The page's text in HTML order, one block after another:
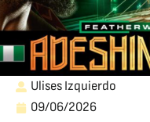
Ulises Izquierdo
09/06/2026